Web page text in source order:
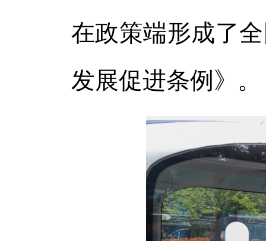
在政策端形成了
发展促进条例》。